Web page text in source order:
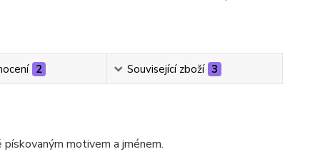
2 Související zboží 3
pískovaným motivem a jménem.